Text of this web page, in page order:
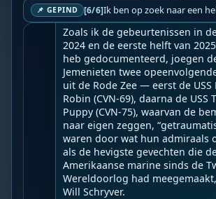
📌 GEPIND [6/6]
--
Zoals ik de gebeurtenissen in
2024 en de eerste helft van
heb gedocumenteerd, joegen
Jemenieten twee opeenvolgende
uit de Rode Zee — eerst de USS
Robin (CVN-69), daarna de USS
Puppy (CVN-75), waarvan de
naar eigen zeggen,
waren door wat hun admiraals
als de hevigste gevechten die
Amerikaanse marine sinds de
Wereldoorlog had
Will Schryver.